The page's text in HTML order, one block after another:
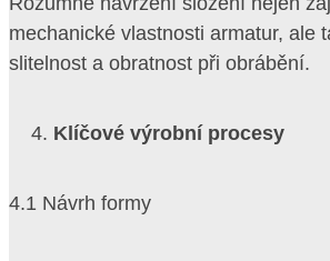
mechanické vlastnosti armatur, ale
slitelnost a obratnost při obrábění.
Klíčové výrobní procesy
4.1 Návrh formy